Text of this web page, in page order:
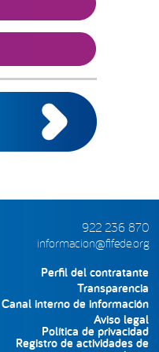
922 236 870
informacion@fifede.org
Perfil del contratante
Transparencia
Canal interno de información
Aviso legal
Política de privacidad
Registro de actividades de